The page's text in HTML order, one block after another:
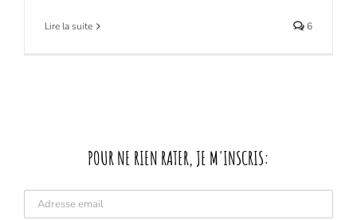
Lire la suite 6
POUR NE RIEN RATER, JE M'INSCRIS: